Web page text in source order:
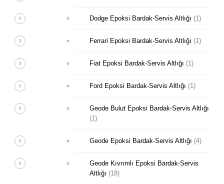
Dodge Epoksi Bardak-Servis Altlığı (1)
Ferrari Epoksi Bardak-Servis Altlığı (1)
Fiat Epoksi Bardak-Servis Altlığı (1)
Ford Epoksi Bardak-Servis Altlığı (1)
Geode Bulut Epoksi Bardak-Servis Altlığı
(1)
Geode Epoksi Bardak-Servis Altlığı (4)
Geode Kıvrımlı Epoksi Bardak-Servis
Altlığı (18)